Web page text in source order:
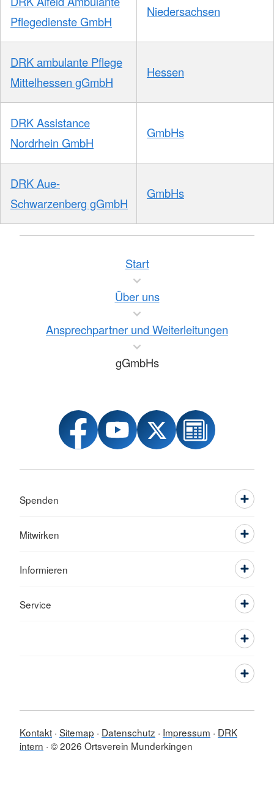
Pflegedienste GmbH
Niedersachsen
DRK ambulante Pflege
Mittelhessen gGmbH
Hessen
DRK Assistance
Nordrhein GmbH
GmbHs
DRK Aue-
Schwarzenberg gGmbH
GmbHs
Start
Über uns
Ansprechpartner und Weiterleitungen
gGmbHs
Spenden
Mitwirken
Informieren
Service
Kontakt Sitemap Datenschutz Impressum
DRK
intern © 2026 Ortsverein Munderkingen